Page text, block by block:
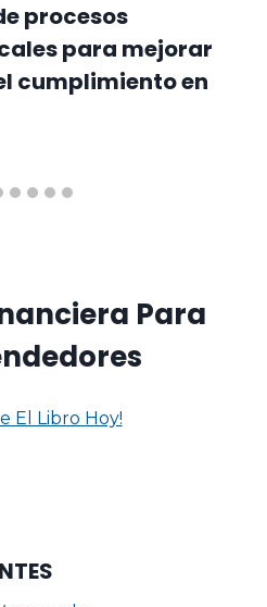
procesos
para mejorar
cumplimiento en
Para
El Libro Hoy!